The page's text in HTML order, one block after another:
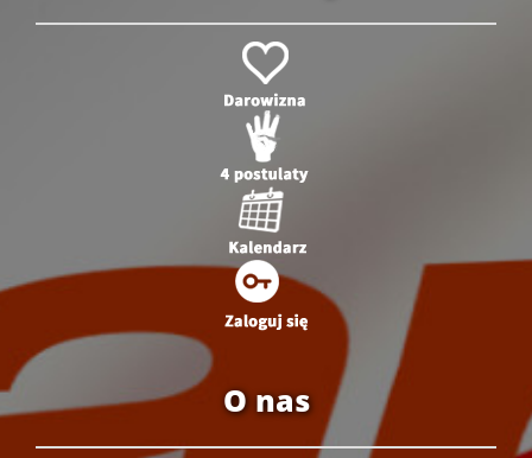
O nas